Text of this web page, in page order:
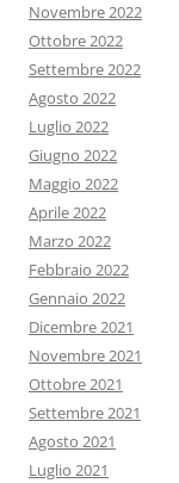
Novembre 2022
Ottobre 2022
Settembre 2022
Agosto 2022
Luglio 2022
Giugno 2022
Maggio 2022
Aprile 2022
Marzo 2022
Febbraio 2022
Gennaio 2022
Dicembre 2021
Novembre 2021
Ottobre 2021
Settembre 2021
Agosto 2021
Luglio 2021